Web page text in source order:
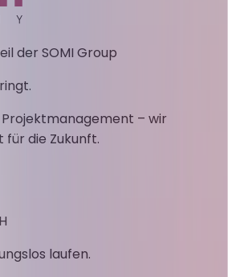
der SOMI Group
Projektmanagement – wir
die Zukunft.
laufen.